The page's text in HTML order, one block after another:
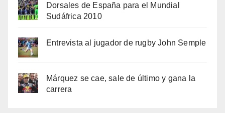
Dorsales de España para el Mundial
Sudáfrica 2010
Entrevista al jugador de rugby John Semple
Márquez se cae, sale de último y gana la
carrera